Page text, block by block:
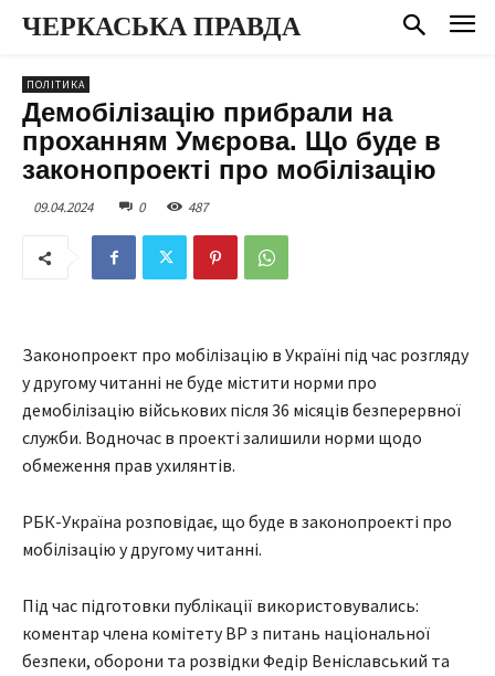
ЧЕРКАСЬКА ПРАВДА
ПОЛІТИКА
Демобілізацію прибрали на
проханням Умєрова. Що буде в
законопроекті про мобілізацію
09.04.2024 0 487
Законопроект про мобілізацію в Україні під час розгляду
у другому читанні не буде містити норми про
демобілізацію військових після 36 місяців безперервної
служби. Водночас в проекті залишили норми щодо
обмеження прав ухилянтів.
РБК-Україна розповідає, що буде в законопроекті про
мобілізацію у другому читанні.
Під час підготовки публікації використовувались:
коментар члена комітету ВР з питань національної
безпеки, оборони та розвідки Федір Веніславський та